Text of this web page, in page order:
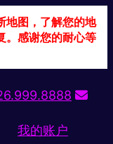
地图，了解您的地
。感谢您的耐心等
我的账户